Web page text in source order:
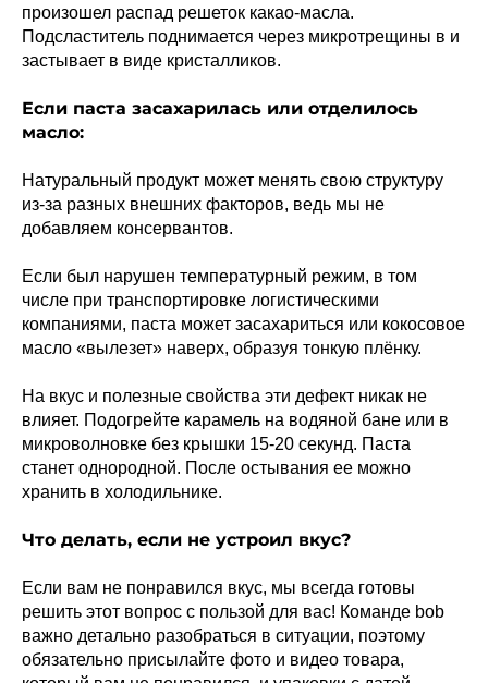
произошел распад решеток какао-масла.
Подсластитель поднимается через микротрещины в и
застывает в виде кристалликов.
Если паста засахарилась или отделилось
масло:
Натуральный продукт может менять свою структуру
из-за разных внешних факторов, ведь мы не
добавляем консервантов.
Если был нарушен температурный режим, в том
числе при транспортировке логистическими
компаниями, паста может засахариться или кокосовое
масло «вылезет» наверх, образуя тонкую плёнку.
На вкус и полезные свойства эти дефект никак не
влияет. Подогрейте карамель на водяной бане или в
микроволновке без крышки 15-20 секунд. Паста
станет однородной. После остывания ее можно
хранить в холодильнике.
Что делать, если не устроил вкус?
Если вам не понравился вкус, мы всегда готовы
решить этот вопрос с пользой для вас! Команде bob
важно детально разобраться в ситуации, поэтому
обязательно присылайте фото и видео товара,